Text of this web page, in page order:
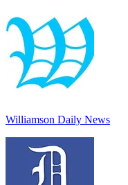
Williamson Daily News